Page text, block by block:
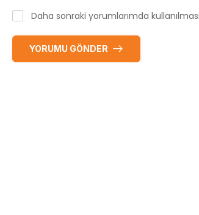
Daha sonraki yorumlarımda
YORUMU GÖNDER